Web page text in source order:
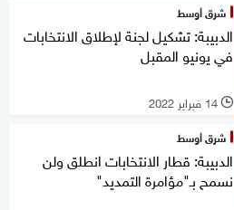
شرق أوسط
الدبيبة: تشكيل لجنة لإطلاق الانتخابات
في يونيو المقبل
l 14 فبراير 2022
شرق أوسط
الدبيبة: قطار الانتخابات انطلق ولن
نسمح بـ"مؤامرة التمديد"